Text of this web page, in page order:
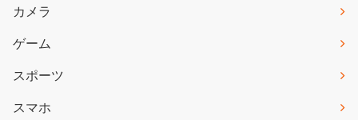
カメラ
ゲーム
スポーツ
スマホ